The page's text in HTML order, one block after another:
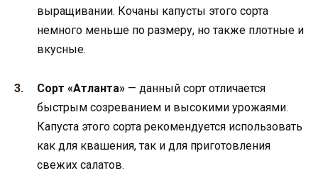
выращивании. Кочаны капусты этого сорта
немного меньше по размеру, но также плотные и
вкусные.
Сорт «Атланта» — данный сорт отличается
быстрым созреванием и высокими урожаями.
Капуста этого сорта рекомендуется использовать
как для квашения, так и для приготовления
свежих салатов.